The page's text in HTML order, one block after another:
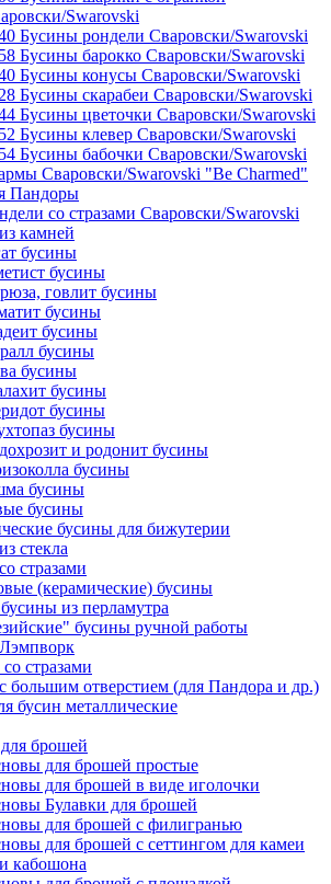
Swarovski
Бусины рондели Сваровски/Swarovski
Бусины барокко Сваровски/Swarovski
Бусины конусы Сваровски/Swarovski
Бусины скарабеи Сваровски/Swarovski
Бусины цветочки Сваровски/Swarovski
Бусины клевер Сваровски/Swarovski
Бусины бабочки Сваровски/Swarovski
Сваровски/Swarovski "Be Charmed"
Пандоры
со стразами Сваровски/Swarovski
камней
бусины
бусины
говлит бусины
бусины
бусины
бусины
бусины
бусины
бусины
бусины
и родонит бусины
бусины
бусины
бусины
бусины для бижутерии
стекла
стразами
(керамические) бусины
из перламутра
бусины ручной работы
стразами
большим отверстием (для Пандора и др.)
бусин металлические
брошей
для брошей простые
для брошей в виде иголочки
Булавки для брошей
для брошей с филигранью
для брошей с сеттингом для камеи
кабошона